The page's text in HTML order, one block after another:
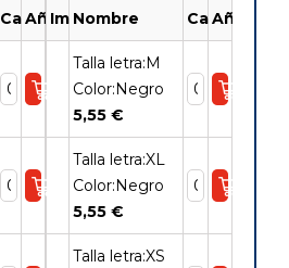
Cantidad
AñadirImagen
Nombre Cantidad
Añadir
Talla letra:M
Color:Negro
5,55 €
Talla letra:XL
Color:Negro
5,55 €
Talla letra:XS